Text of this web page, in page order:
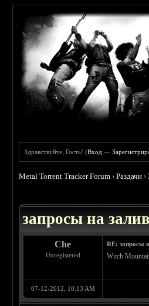
Здравствуйте, Гость! (Вход —
Metal Torrent Tracker Forum ›Раздачи ›
запросы на
Che
Unregistered
RE: запросы
Witch
07-12-2012, 10:13 AM